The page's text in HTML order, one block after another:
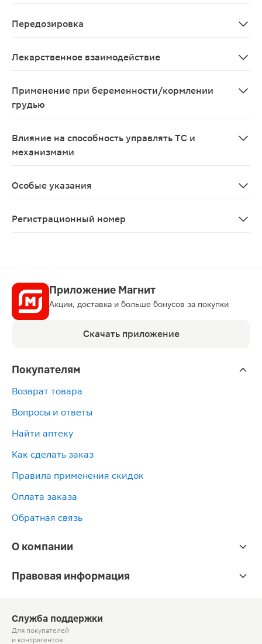
Передозировка
Лекарственное взаимодействие
Применение при беременности/кормлении
грудью
Влияние на способность управлять ТС и
механизмами
Особые указания
Регистрационный номер
Приложение Магнит
Акции, доставка и больше бонусов за покупки
Скачать приложение
Покупателям
Возврат товара
Вопросы и ответы
Найти аптеку
Как сделать заказ
Правила применения скидок
Оплата заказа
Обратная связь
О компании
Правовая информация
Служба поддержки
Для покупателей
и контрагентов